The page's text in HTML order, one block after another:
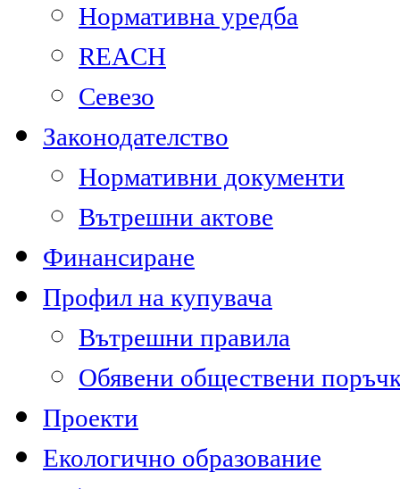
Нормативна уредба
REACH
Севезо
Законодателство
Нормативни документи
Вътрешни актове
Финансиране
Профил на купувача
Вътрешни правила
Обявени обществени
Проекти
Екологично образование